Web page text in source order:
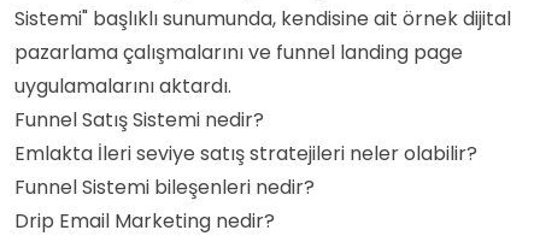
Sistemi" başlıklı sunumunda, kendisine ait örnek dijital
pazarlama çalışmalarını ve funnel landing page
uygulamalarını aktardı.
Funnel Satış Sistemi nedir?
Emlakta İleri seviye satış stratejileri neler olabilir?
Funnel Sistemi bileşenleri nedir?
Drip Email Marketing nedir?